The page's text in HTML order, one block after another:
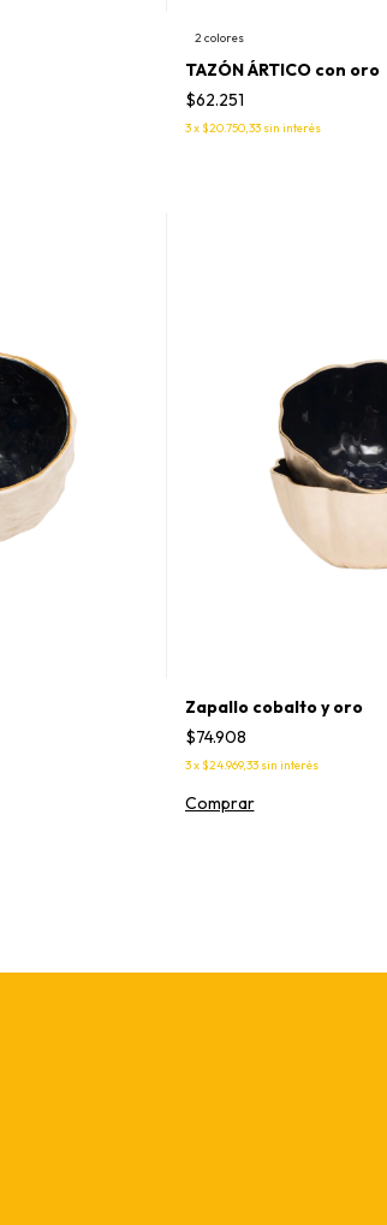
2 colores
TAZÓN ÁRTICO con oro
$62.251
3x$20.750,33 sin interés
Zapallo cobalto y oro
$74.908
3x$24.969,33 sin interés
Comprar